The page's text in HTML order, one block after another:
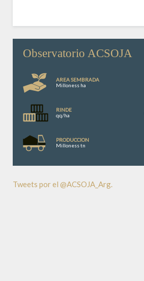
Observatorio ACSOJA
AREA SEMBRADA
Milloness ha
RINDE
qq/ha
PRODUCCION
Milloness tn
Tweets por el @ACSOJA_Arg.